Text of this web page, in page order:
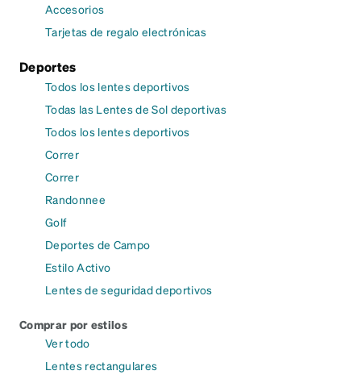
Accesorios
Tarjetas de regalo electrónicas
Deportes
Todos los lentes deportivos
Todas las Lentes de Sol deportivas
Todos los lentes deportivos
Correr
Correr
Randonnee
Golf
Deportes de Campo
Estilo Activo
Lentes de seguridad deportivos
Comprar por estilos
Ver todo
Lentes rectangulares